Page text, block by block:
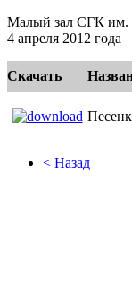
Малый зал СГК им.
4 апреля 2012 года
Скачать
< Назад